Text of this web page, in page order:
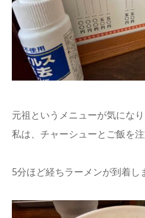
元祖というメニューが気になり
私は、チャーシューとご飯を注
5分ほど経ちラーメンが到着し